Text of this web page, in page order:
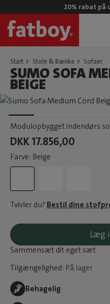
20% rabat på
Start Stole & Bænke Sofaer
SUMO SOFA
BEIGE
Modulopbygget indendørs
DKK 17.856,00
Farve: Beige
Tvivler du? Bestil dine
Læg
Sammensæt dit eget sæt
Tilgængelighed: På lager
Behagelig